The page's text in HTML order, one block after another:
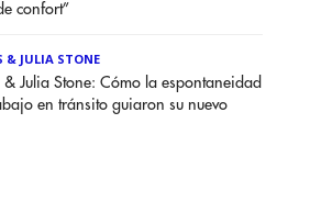
confort”
& JULIA STONE
& Julia Stone: Cómo la espontaneidad
en tránsito guiaron su nuevo